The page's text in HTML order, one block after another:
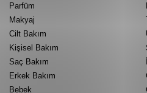
Parfüm
Makyaj
Cilt Bakım
Kişisel Bakım
Saç Bakım
Erkek Bakım
Bebek